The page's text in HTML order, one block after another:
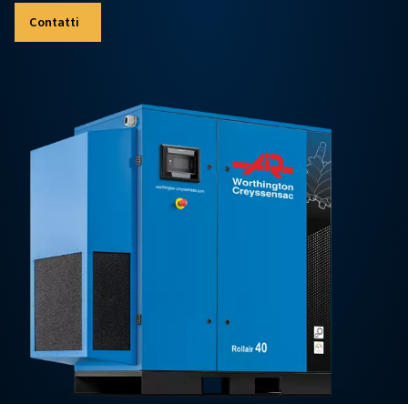
svolgimento delle operazioni. Scopri come questa gamma
differenza per la vostra azienda.